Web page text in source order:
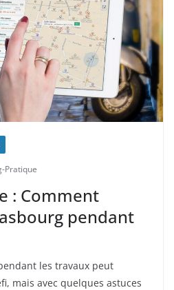
Pratique
: Comment
pendant
les travaux peut
mais avec quelques astuces